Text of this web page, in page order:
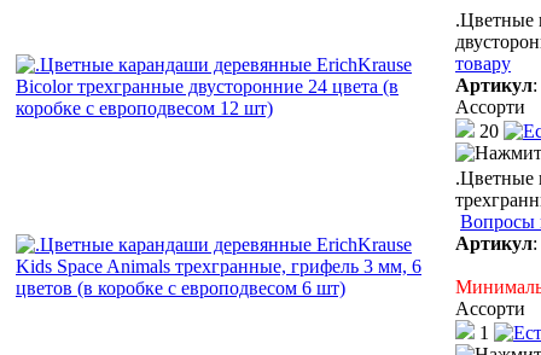
.Цветные
товару
Артикул:
Ассорти
20
.Цветные
Вопросы
Артикул:
Ассорти
1